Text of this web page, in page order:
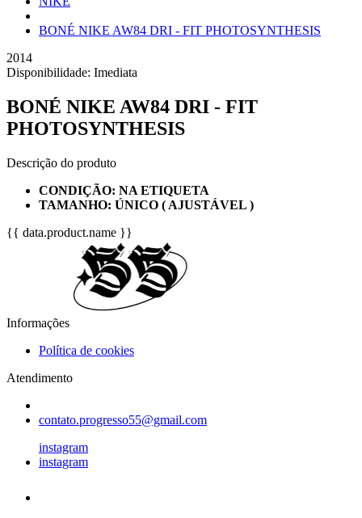
BONÉ NIKE AW84 DRI - FIT PHOTOSYNTHESIS
2014
Disponibilidade: Imediata
BONÉ NIKE AW84 DRI - FIT
PHOTOSYNTHESIS
Descrição do produto
CONDIÇÃO: NA ETIQUETA
TAMANHO: ÚNICO ( AJUSTÁVEL )
{{ data.product.name }}
Informações
Política de cookies
Atendimento
contato.progresso55@gmail.com
instagram
instagram